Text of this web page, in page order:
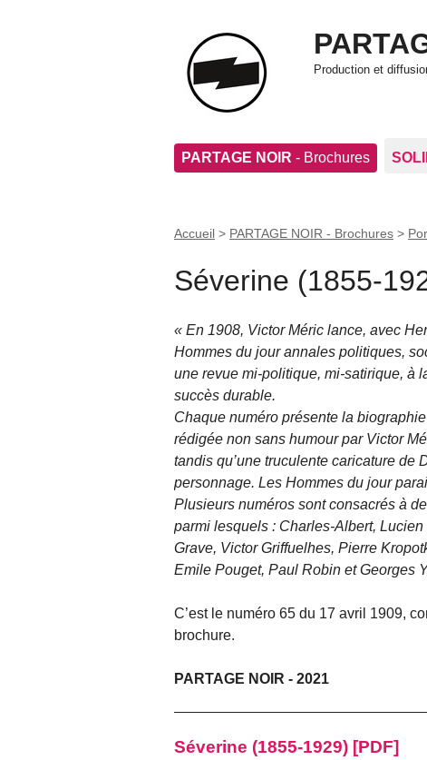
Production et
PARTAGE NOIR - Brochures
Accueil > PARTAGE NOIR - Brochures >
Séverine (1855-
En 1908, Victor Méric lance, avec
Hommes du jour annales politiques,
une revue mi-politique, mi-satirique, à
succès durable.
Chaque numéro présente la
rédigée non sans humour par Victor
tandis qu’une truculente caricature de
personnage. Les Hommes du jour
Plusieurs numéros sont consacrés à
parmi lesquels : Charles-Albert,
Grave, Victor Griffuelhes, Pierre
Emile Pouget, Paul Robin et Georges
C’est le numéro 65 du 17 avril 1909,
brochure.
PARTAGE NOIR - 2021
Séverine (1855-1929) [PDF]